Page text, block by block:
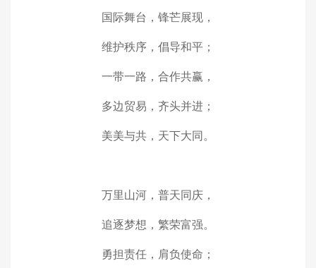
国际舞台，锋芒展现，
维护秩序，倡导和平；
一带一路，合作共赢，
多边贸易，齐头并进；
美美与共，天下大同。
万里山河，普天同庆，
追逐梦想，繁荣富强。
勇担责任，肩负使命；